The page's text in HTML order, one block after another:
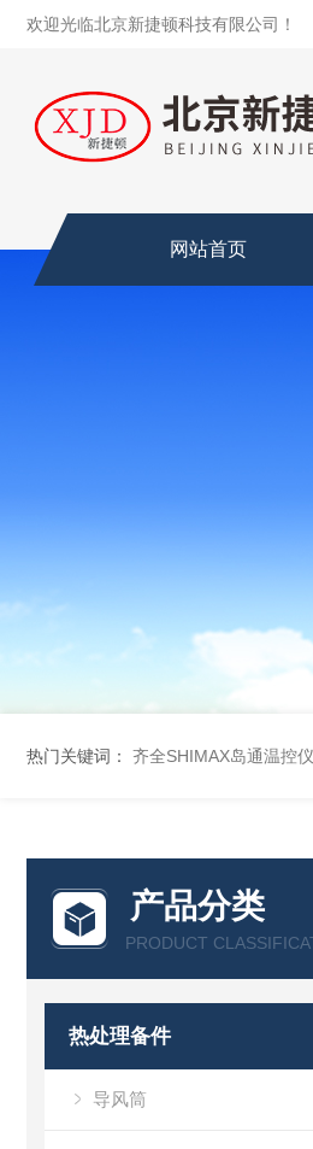
欢迎光临北京新捷顿科技有限公司！
网站首页
热门关键词： 齐全SHIMAX岛通温控
产品分类
PRODUCT
热处理备件
导风筒